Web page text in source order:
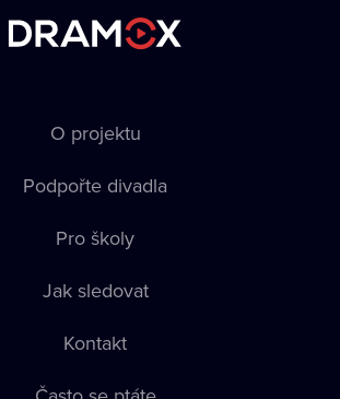
O projektu
Podpořte divadla
Pro školy
Jak sledovat
Kontakt